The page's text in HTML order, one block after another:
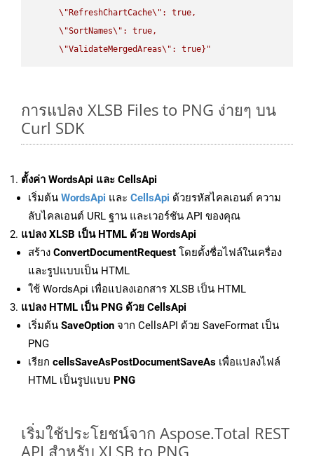
\" RefreshChartCache\" : true,
\"SortNames\" : true,
\"ValidateMergedAreas\" : true}"
การแปลง XLSB Files to PNG ง่ายๆ บน
Curl SDK
ตั้งค่า WordsApi และ CellsApi
เริ่มต้น WordsApi และ CellsApi ด้วยรหัสไคลเอนต์ ความ
ลับไคลเอนต์ URL ฐาน และเวอร์ชัน API ของคุณ
แปลง XLSB เป็น HTML ด้วย WordsApi
สร้าง ConvertDocumentRequest โดยตั้งชื่อไฟล์ในเครื่อง
และรูปแบบเป็น HTML
ใช้ WordsApi เพื่อแปลงเอกสาร XLSB เป็น HTML
แปลง HTML เป็น PNG ด้วย CellsApi
เริ่มต้น SaveOption จาก CellsAPI ด้วย SaveFormat เป็น
PNG
เรียก cellsSaveAsPostDocumentSaveAs เพื่อแปลงไฟล์
HTML เป็นรูปแบบ PNG
เริ่มใช้ประโยชน์จาก Aspose.Total REST
API สำหรับ XLSB to PNG